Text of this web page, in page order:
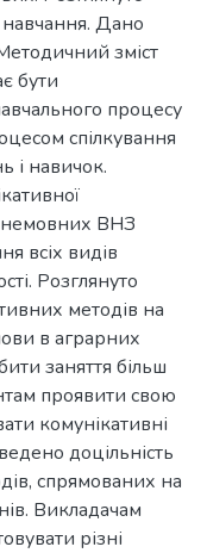
Дано
зміст
бути
процесу
спілкування
і навичок.
немовних ВНЗ
всіх видів
Розглянуто
методів на
в аграрних
заняття більш
проявити свою
комунікативні
доцільність
спрямованих на
Викладачам
різні